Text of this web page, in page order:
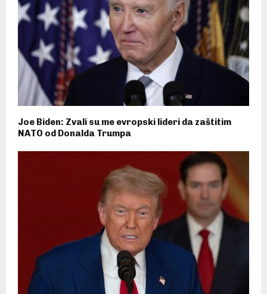
Joe Biden: Zvali su me evropski lideri da zaštitim
NATO od Donalda Trumpa